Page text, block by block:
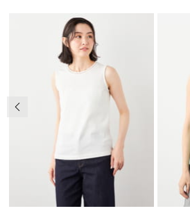
前の画像